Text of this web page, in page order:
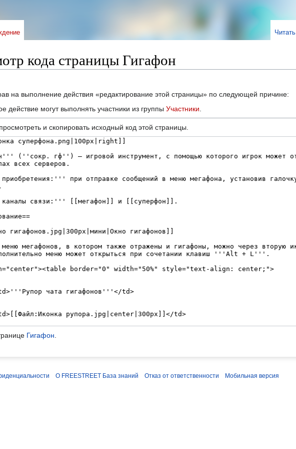
кода страницы Гигафон
на выполнение действия «редактирование этой страницы» по следующей причине:
действие могут выполнять участники из группы Участники
и скопировать исходный код этой страницы.
Гигафон.
Читать
О FREESTREET База знаний Отказ от ответственности Мобильная версия